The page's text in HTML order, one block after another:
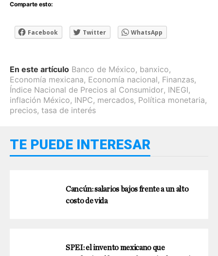
Comparte esto:
Facebook Twitter WhatsApp
En este artículo Banco de México, banxico,
Economía mexicana, Economía nacional, Finanzas,
Índice Nacional de Precios al Consumidor, INEGI,
inflación México, INPC, mercados, Política monetaria,
precios, tasa de interés
TE PUEDE INTERESAR
Cancún: salarios bajos frente a un alto
costo de vida
SPEI: el invento mexicano que